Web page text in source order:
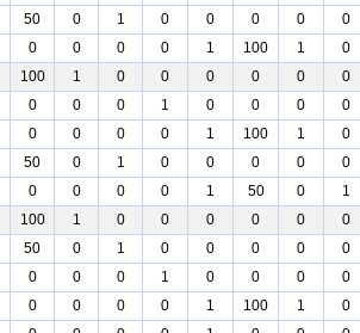
50 0 1 0 0 0 0 0
0 0 0 0 1 100 1 0
100 1 0 0 0 0 0 0
0 0 0 1 0 0 0 0
0 0 0 0 1 100 1 0
50 0 1 0 0 0 0 0
0 0 0 0 1 50 0 1
100 1 0 0 0 0 0 0
50 0 1 0 0 0 0 0
0 0 0 1 0 0 0 0
0 0 0 0 1 100 1 0